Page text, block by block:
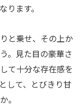
ります。
と乗せ、その上か
。見た目の豪華さ
て十分な存在感を
して、とびきり甘
。